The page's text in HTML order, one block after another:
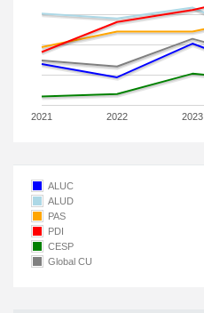
2021 2022 2023
ALUC
ALUD
PAS
PDI
CESP
Global CU